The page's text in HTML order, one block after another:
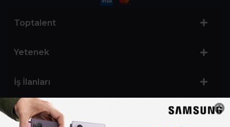
Toptalent
Yetenek
İş İlanları
Sertifika Programları